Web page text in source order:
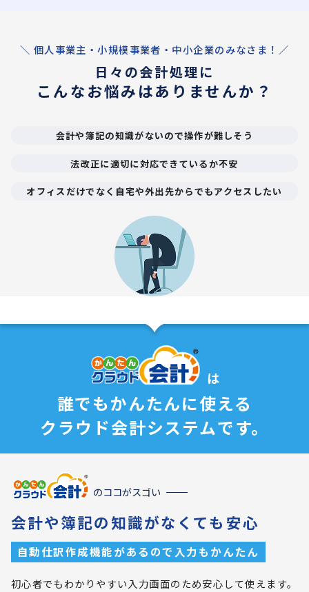
＼ 個人事業主・小規模事業者・中小企業のみなさま！／
日々の会計処理に
こんなお悩みはありませんか？
会計や簿記の知識がないので操作が難しそう
法改正に適切に対応できているか不安
オフィスだけでなく自宅や外出先からでもアクセスしたい
は
誰でもかんたんに使える
クラウド会計システムです。
のココがスゴい
会計や簿記の知識がなくても安心
自動仕訳作成機能があるので入力もかんたん
初心者でもわかりやすい入力画面のため安心して使えます。